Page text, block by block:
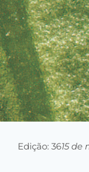
Edição: 3615 de